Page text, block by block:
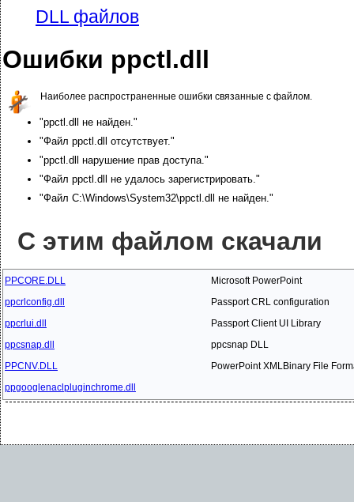
DLL файлов
Ошибки ppctl.dll
Наиболее распространенные ошибки связанные с файлом.
"ppctl.dll не найден."
"Файл ppctl.dll отсутствует."
"ppctl.dll нарушение прав доступа."
"Файл ppctl.dll не удалось зарегистрировать."
"Файл C:\Windows\System32\ppctl.dll не найден."
С этим файлом скачали
PPCORE.DLL
Microsoft PowerPoint
ppcrlconfig.dll
Passport CRL configuration
ppcrlui.dll
Passport Client UI Library
ppcsnap.dll
ppcsnap DLL
PPCNV.DLL
PowerPoint XMLBinary File
ppgooglenaclpluginchrome.dll